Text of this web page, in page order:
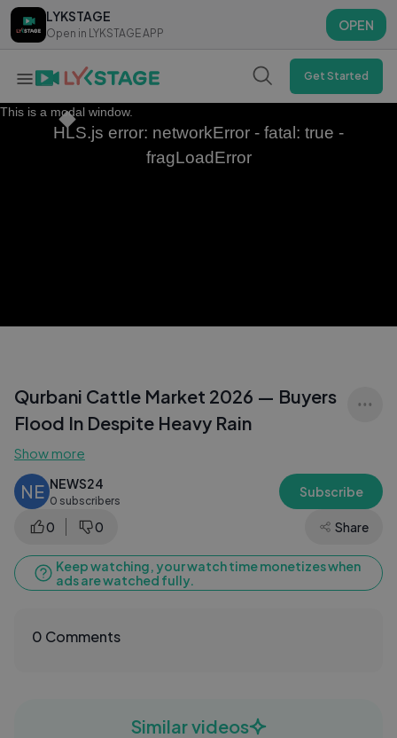
LYKSTAGE
Open in LYKSTAGE APP
OPEN
LYKSTAGE
Open in LYKSTAGE APP
OPEN
Get Started
This is a modal window.
HLS.js error: networkError - fatal: true -
fragLoadError
Qurbani Cattle Market 2026 — Buyers
Flood In Despite Heavy Rain
Show more
NE NEWS24
0 subscribers
Subscribe
0 0 Share
Keep watching, your watch time monetizes when
ads are watched fully.
0 Comments
Similar videos